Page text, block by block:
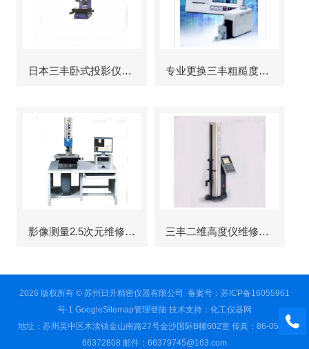
日本三丰卧式投影仪维修 专业更换三丰粗糙度仪显示屏
影像测量2.5次元维修故障 三丰二维高度仪维修服务
2026 版权所有 © 苏州日升精密仪器有限公司 备案号：苏ICP备16055961
号-1 GoogleSitemap管理登陆技术支持： 化工仪器网
地址：苏州吴中区木渎镇金山南路27号金沙国际B幢602室 传真：86-0512-
66372808 邮件：66379745@163.com